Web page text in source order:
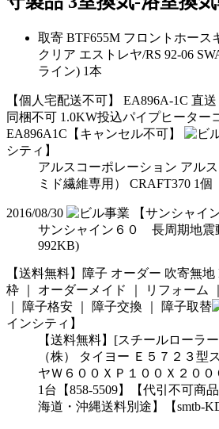
取寄 BTF655M フロントホース
クリア エストレヤ/RS 92-06
ライン) 1本
【個人宅配送不可】 EA896A-1C 直
同梱不可 1.0KW投込パイプヒーター
EA896A1C【キャンセル不可】
シティ】
アルスコーポレーション アル
ミド繊維専用） CRAFT370 1個
2016/08/30
【サンシャイ
サンシャイン６０ 長周期地震
992KB)
【送料無料】障子 オーダー 吹寄無地
枠 ｜ オーダーメイド ｜ リフォーム
｜ 障子格安 ｜ 障子交換 ｜ 障子取替
インシティ】
【送料無料】[スチールローラ
（株） タイヨー Ｅ５７２３型
ヤＷ６００ＸＰ１００Ｘ２００
1台【858-5509】【代引不可商
海道・沖縄送料別途】【smtb-